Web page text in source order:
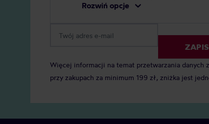
Rozwiń opcje
Więcej informacji na temat przetwarzania danych
przy zakupach za minimum 199 zł, zniżka jest